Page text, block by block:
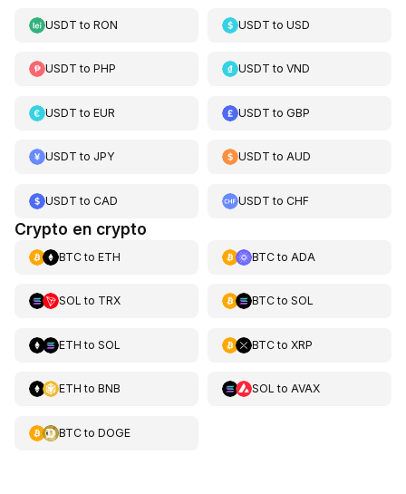
USDT to RON USDT toUSD
USDT to PHP USDT toVND
USDT to EUR USDT toGBP
USDT to JPY USDT toAUD
USDT to CAD USDT toCHF
Crypto en crypto
BTCto ETH BTCto ADA
SOL to TRX BTCto SOL
ETH to SOL BTCto XRP
ETH to BNB SOL to AVAX
BTCto DOGE